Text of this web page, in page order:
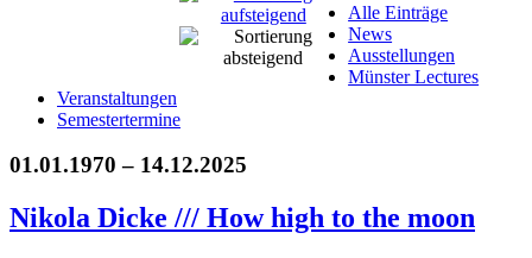
Alle Einträge
News
Ausstellungen
Münster Lectures
Veranstaltungen
Semestertermine
01.01.1970 – 14.12.2025
Nikola Dicke /// How high to the moon